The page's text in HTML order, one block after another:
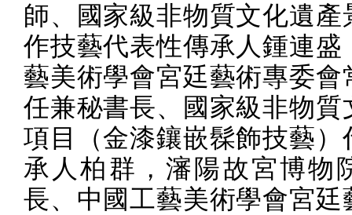
師、國家級非物質文化遺產
作技藝代表性傳承人鍾連盛
藝美術學會宮廷藝術專委會
任兼秘書長、國家級非物質
項目（金漆鑲嵌髹飾技藝）
承人柏群，瀋陽故宮博物
長、中國工藝美術學會宮廷